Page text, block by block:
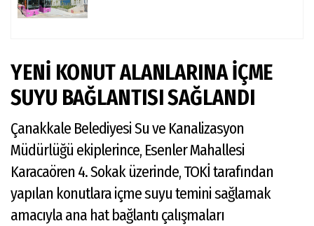
YENİ KONUT ALANLARINA İÇME
SUYU BAĞLANTISI SAĞLANDI
Çanakkale Belediyesi Su ve Kanalizasyon
Müdürlüğü ekiplerince, Esenler Mahallesi
Karacaören 4. Sokak üzerinde, TOKİ tarafından
yapılan konutlara içme suyu temini sağlamak
amacıyla ana hat bağlantı çalışmaları